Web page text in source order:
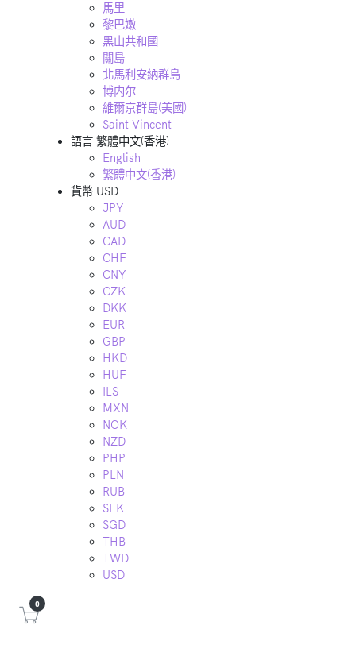
馬里
黎巴嫩
黑山共和國
關島
北馬利安納群島
博内尔
維爾京群島(美國)
Saint Vincent
語言 繁體中文(香港)
English
繁體中文(香港)
貨幣 USD
JPY
AUD
CAD
CHF
CNY
CZK
DKK
EUR
GBP
HKD
HUF
ILS
MXN
NOK
NZD
PHP
PLN
RUB
SEK
SGD
THB
TWD
USD
0